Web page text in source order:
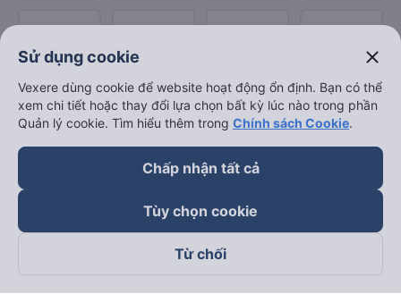
Theo dõi chúng tôi trên
Sử dụng cookie close
Vexere dùng cookie để website hoạt động ổn định. Bạn có thể
xem chi tiết hoặc thay đổi lựa chọn bất kỳ lúc nào trong phần
Quản lý cookie. Tìm hiểu thêm trong Chính sách Cookie.
Chấp nhận tất cả
Tùy chọn cookie
Từ chối